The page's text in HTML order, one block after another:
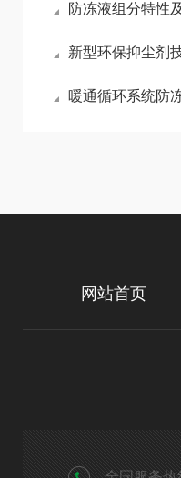
防冻液组分特性及
新型环保抑尘剂
暖通循环系统防
网站首页